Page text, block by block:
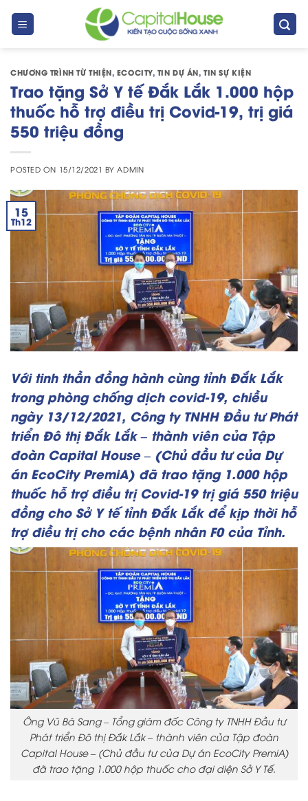
CHƯƠNG TRÌNH TỪ THIỆN, ECOCITY, TIN DỰ ÁN,TIN SỰ KIỆN
Trao tặng Sở Y tế Đắk Lắk 1.000 hộp
thuốc hỗ trợ điều trị Covid-19, trị giá
550 triệu đồng
POSTED ON 15/12/2021 BY ADMIN
15
Th12
Với tinh thần đồng hành cùng tỉnh Đắk Lắk
trong phòng chống dịch covid-19, chiều
ngày 13/12/2021, Công ty TNHH Đầu tư Phát
triển Đô thị Đắk Lắk – thành viên của Tập
đoàn Capital House – (Chủ đầu tư của Dự
án EcoCity PremiA) đã trao tặng 1.000 hộp
thuốc hỗ trợ điều trị Covid-19 trị giá 550 triệu
đồng cho Sở Y tế tỉnh Đắk Lắk để kịp thời hỗ
trợ điều trị cho các bệnh nhân F0 của Tỉnh.
Ông Vũ Bá Sang – Tổng giám đốc Công ty TNHH Đầu tư
Phát triển Đô thị Đắk Lắk – thành viên của Tập đoàn
Capital House – (Chủ đầu tư của Dự án EcoCity PremiA)
đã trao tặng 1.000 hộp thuốc cho đại diện Sở Y Tế.